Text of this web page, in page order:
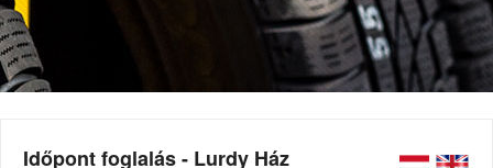
Időpont foglalás - Lurdy Ház